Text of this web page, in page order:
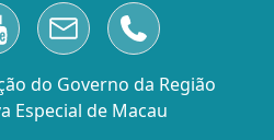
do Governo da Região
Especial de Macau